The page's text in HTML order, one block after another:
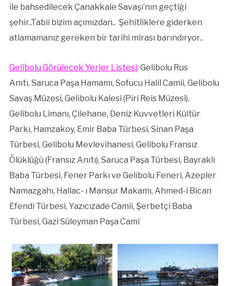
ile bahsedilecek Çanakkale Savaşı’nın geçtiği
şehir..Tabii bizim açımızdan.. Şehitliklere giderken
atlamamanız gereken bir tarihi mirası barındıryor..
Gelibolu Görülecek Yerler Listesi: Gelibolu Rus
Anıtı, Saruca Paşa Hamamı, Sofucu Halil Camii, Gelibolu
Savaş Müzesi, Gelibolu Kalesi (Piri Reis Müzesi),
Gelibolu Limanı, Çilehane, Deniz Kuvvetleri Kültür
Parkı, Hamzakoy, Emir Baba Türbesi, Sinan Paşa
Türbesi, Gelibolu Mevlevihanesi, Gelibolu Fransız
Ölüklüğü (Fransız Anıtı), Saruca Paşa Türbesi, Bayraklı
Baba Türbesi, Fener Parkı ve Gelibolu Feneri, Azepler
Namazgahı, Hallac- ı Mansur Makamı, Ahmed-i Bican
Efendi Türbesi, Yazıcızade Camii, Şerbetçi Baba
Türbesi, Gazi Süleyman Paşa Cami